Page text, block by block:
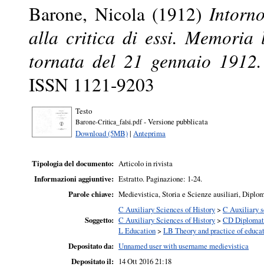
Barone, Nicola(1912)
alla critica di essi. Memoria
tornata del 21 gennaio 1912.
ISSN 1121-9203
Testo
Barone-Critica_falsi.pdf- Versione pubblicata
Download (5MB)| Anteprima
Tipologia del documento: Articolo in rivista
Informazioni aggiuntive: Estratto. Paginazione: 1-24.
Parole chiave: Medievistica, Storia e Scienze ausiliari,
Soggetto:
C Auxiliary Sciences of History> C Auxiliary
C Auxiliary Sciences of History> CD
L Education> LB Theory and practice of
Depositato da: Unnamed user with username medievistica
Depositato il: 14 Ott 2016 21:18